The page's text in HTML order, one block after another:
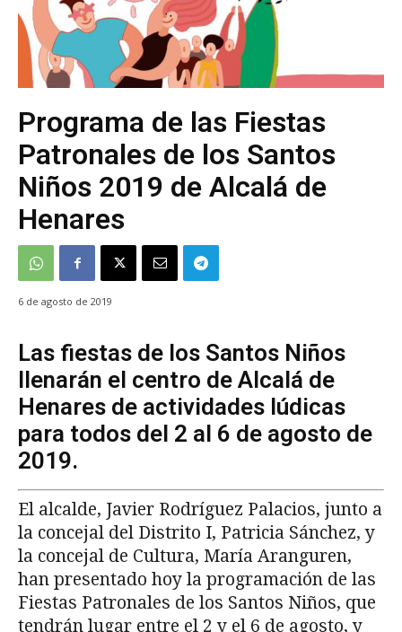
Programa de las Fiestas
Patronales de los Santos
Niños 2019 de Alcalá de
Henares
6 de agosto de 2019
Las fiestas de los Santos Niños
llenarán el centro de Alcalá de
Henares de actividades lúdicas
para todos del 2 al 6 de agosto de
2019.
El alcalde, Javier Rodríguez Palacios, junto a
la concejal del Distrito I, Patricia Sánchez, y
la concejal de Cultura, María Aranguren,
han presentado hoy la programación de las
Fiestas Patronales de los Santos Niños, que
tendrán lugar entre el 2 y el 6 de agosto, y